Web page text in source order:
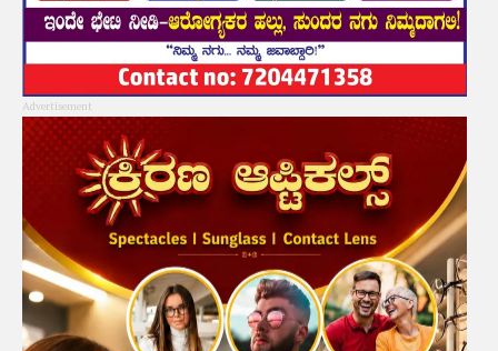
Advertisement